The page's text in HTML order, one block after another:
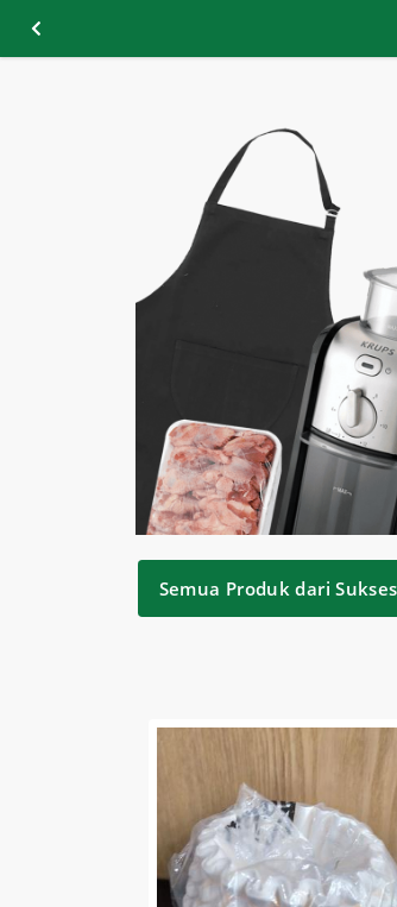
Semua Produk dari